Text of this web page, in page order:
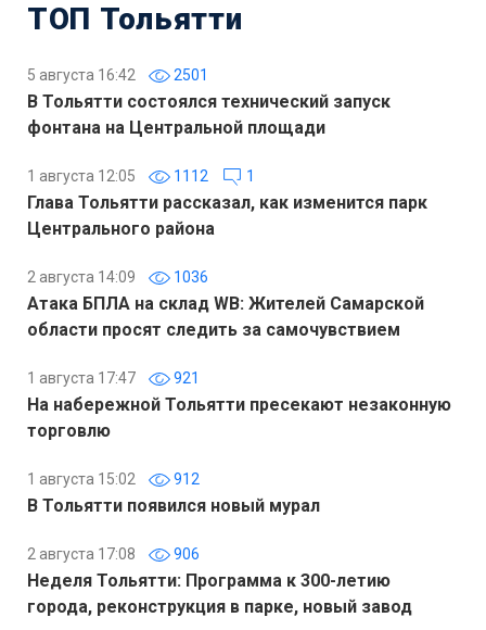
ТОП Тольятти
5 августа 16:42 2501
В Тольятти состоялся технический запуск
фонтана на Центральной площади
1 августа 12:05 1112 1
Глава Тольятти рассказал, как изменится парк
Центрального района
2 августа 14:09 1036
Атака БПЛА на склад WB: Жителей Самарской
области просят следить за самочувствием
1 августа 17:47 921
На набережной Тольятти пресекают незаконную
торговлю
1 августа 15:02 912
В Тольятти появился новый мурал
2 августа 17:08 906
Неделя Тольятти: Программа к 300-летию
города, реконструкция в парке, новый завод